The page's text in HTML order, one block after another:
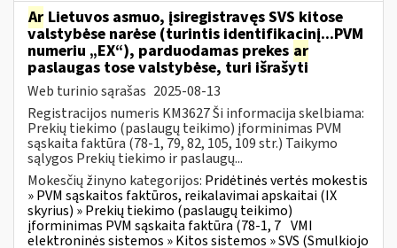
Ar Lietuvos asmuo, įsiregistravęs SVS kitose
valstybėse narėse (turintis identifikacinį...PVM
numeriu „EX“), parduodamas prekes ar
paslaugas tose valstybėse, turi išrašyti
Web turinio sąrašas 2025-08-13
Registracijos numeris KM3627 Ši informacija skelbiama:
Prekių tiekimo (paslaugų teikimo) įforminimas PVM
sąskaita faktūra (78-1, 79, 82, 105, 109 str.) Taikymo
sąlygos Prekių tiekimo ir paslaugų...
Mokesčių žinyno kategorijos: Pridėtinės vertės mokestis
» PVM sąskaitos faktūros, reikalavimai apskaitai (IX
skyrius) » Prekių tiekimo (paslaugų teikimo)
įforminimas PVM sąskaita faktūra (78-1, 7 VMI
elektroninės sistemos » Kitos sistemos » SVS (Smulkiojo